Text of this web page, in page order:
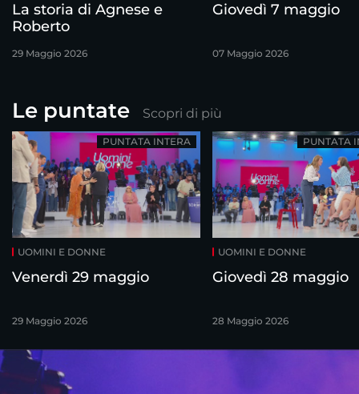
La storia di Agnese e
Roberto
29 Maggio 2026
Giovedì 7 maggio
07 Maggio 2026
Le puntate Scopri di più
UOMINI E DONNE
Venerdì 29 maggio
29 Maggio 2026
PUNTATA INTERA
UOMINI E DONNE
Giovedì 28 maggio
28 Maggio 2026
PUNTATA